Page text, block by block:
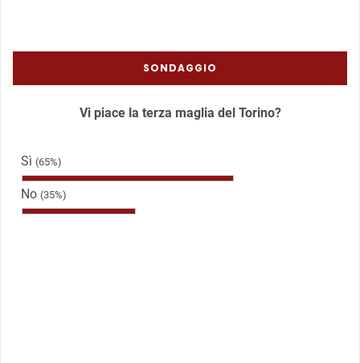
SONDAGGIO
Vi piace la terza maglia del Torino?
Sì (65%)
No (35%)